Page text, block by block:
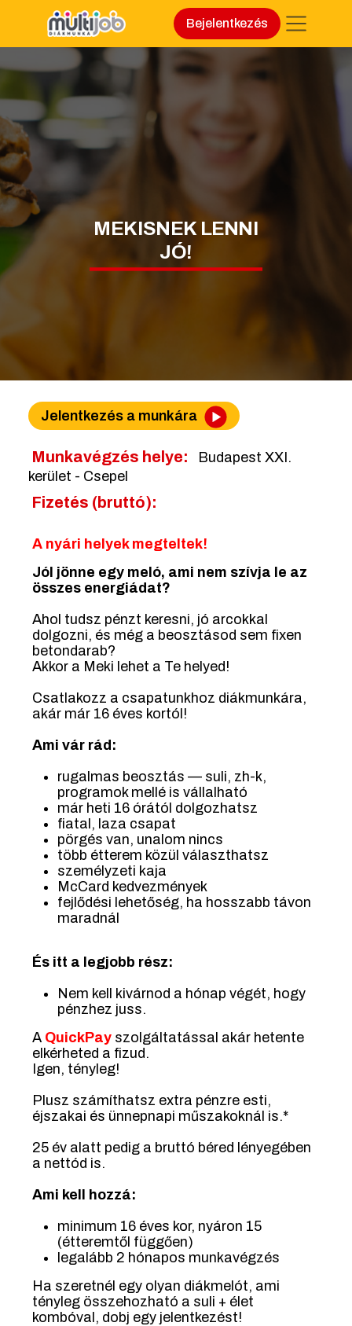
Bejelentkezés
MEKISNEK LENNI
JÓ!
Jelentkezés a munkára
Munkavégzés helye:
Budapest XXI.
kerület - Csepel
Fizetés (bruttó):
A nyári helyek megteltek!
Jól jönne egy meló, ami nem szívja le az
összes energiádat?
Ahol tudsz pénzt keresni, jó arcokkal
dolgozni, és még a beosztásod sem fixen
betondarab?
Akkor a Meki lehet a Te helyed!
Csatlakozz a csapatunkhoz diákmunkára,
akár már 16 éves kortól!
Ami vár rád:
rugalmas beosztás — suli, zh-k,
programok mellé is vállalható
már heti 16 órától dolgozhatsz
fiatal, laza csapat
pörgés van, unalom nincs
több étterem közül választhatsz
személyzeti kaja
McCard kedvezmények
fejlődési lehetőség, ha hosszabb távon
maradnál
És itt a legjobb rész:
Nem kell kivárnod a hónap végét, hogy
pénzhez juss.
A QuickPay szolgáltatással akár hetente
elkérheted a fizud.
Igen, tényleg!
Plusz számíthatsz extra pénzre esti,
éjszakai és ünnepnapi műszakoknál is.*
25 év alatt pedig a bruttó béred lényegében
a nettód is.
Ami kell hozzá:
minimum 16 éves kor, nyáron 15
(étteremtől függően)
legalább 2 hónapos munkavégzés
Ha szeretnél egy olyan diákmelót, ami
tényleg összehozható a suli + élet
kombóval, dobj egy jelentkezést!